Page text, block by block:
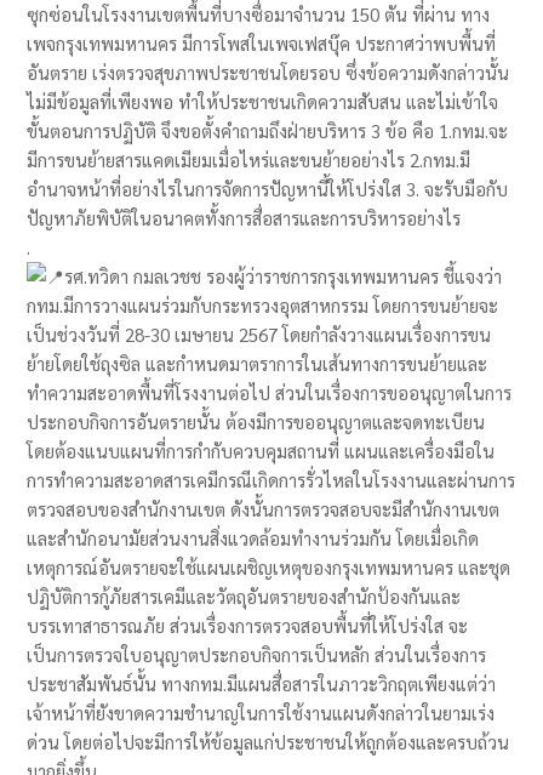
ซุกซ่อนในโรงงานเขตพื้นที่บางซื่อมาจำนวน 150 ตัน ที่ผ่าน ทาง
เพจกรุงเทพมหานคร มีการโพสในเพจเฟสบุ๊ค ประกาศว่าพบพื้นที่
อันตราย เร่งตรวจสุขภาพประชาชนโดยรอบ ซึ่งข้อความดังกล่าวนั้น
ไม่มีข้อมูลที่เพียงพอ ทำให้ประชาชนเกิดความสับสน และไม่เข้าใจ
ขั้นตอนการปฏิบัติ จึงขอตั้งคำถามถึงฝ่ายบริหาร 3 ข้อ คือ 1.กทม.จะ
มีการขนย้ายสารแคดเมียมเมื่อไหร่และขนย้ายอย่างไร 2.กทม.มี
อำนาจหน้าที่อย่างไรในการจัดการปัญหานี้ให้โปร่งใส 3. จะรับมือกับ
ปัญหาภัยพิบัติในอนาคตทั้งการสื่อสารและการบริหารอย่างไร
รศ.ทวิดา กมลเวชช รองผู้ว่าราชการกรุงเทพมหานคร ชี้แจงว่า
กทม.มีการวางแผนร่วมกับกระทรวงอุตสาหกรรม โดยการขนย้ายจะ
เป็นช่วงวันที่ 28-30 เมษายน 2567 โดยกำลังวางแผนเรื่องการขน
ย้ายโดยใช้ถุงซิล และกำหนดมาตราการในเส้นทางการขนย้ายและ
ทำความสะอาดพื้นที่โรงงานต่อไป ส่วนในเรื่องการขออนุญาตในการ
ประกอบกิจการอันตรายนั้น ต้องมีการขออนุญาตและจดทะเบียน
โดยต้องแนบแผนที่การกำกับควบคุมสถานที่ แผนและเครื่องมือใน
การทำความสะอาดสารเคมีกรณีเกิดการรั่วไหลในโรงงานและผ่านการ
ตรวจสอบของสำนักงานเขต ดังนั้นการตรวจสอบจะมีสำนักงานเขต
และสำนักอนามัยส่วนงานสิ่งแวดล้อมทำงานร่วมกัน โดยเมื่อเกิด
เหตุการณ์อันตรายจะใช้แผนเผชิญเหตุของกรุงเทพมหานคร และชุด
ปฏิบัติการกู้ภัยสารเคมีและวัตถุอันตรายของสำนักป้องกันและ
บรรเทาสาธารณภัย ส่วนเรื่องการตรวจสอบพื้นที่ให้โปร่งใส จะ
เป็นการตรวจใบอนุญาตประกอบกิจการเป็นหลัก ส่วนในเรื่องการ
ประชาสัมพันธ์นั้น ทางกทม.มีแผนสื่อสารในภาวะวิกฤตเพียงแต่ว่า
เจ้าหน้าที่ยังขาดความชำนาญในการใช้งานแผนดังกล่าวในยามเร่ง
ด่วน โดยต่อไปจะมีการให้ข้อมูลแก่ประชาชนให้ถูกต้องและครบถ้วน